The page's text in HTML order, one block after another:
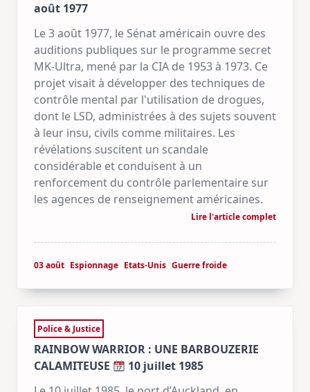
août 1977
Le 3 août 1977, le Sénat américain ouvre des
auditions publiques sur le programme secret
MK-Ultra, mené par la CIA de 1953 à 1973. Ce
projet visait à développer des techniques de
contrôle mental par l'utilisation de drogues,
dont le LSD, administrées à des sujets souvent
à leur insu, civils comme militaires. Les
révélations suscitent un scandale
considérable et conduisent à un
renforcement du contrôle parlementaire sur
les agences de renseignement américaines.
Lire l'article complet
03 août Espionnage Etats-Unis Guerre froide
Police & Justice
RAINBOW WARRIOR : UNE BARBOUZERIE
CALAMITEUSE
10 juillet 1985